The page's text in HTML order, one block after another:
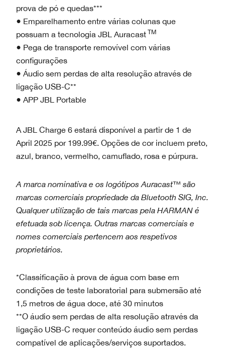
prova de pó e quedas***
● Emparelhamento entre várias colunas que
possuam a tecnologia JBL Auracast TM
● Pega de transporte removível com várias
configurações
● Áudio sem perdas de alta resolução através de
ligação USB-C**
● APP JBL Portable
A JBL Charge 6 estará disponível a partir de 1 de
April 2025 por 199.99€. Opções de cor incluem preto,
azul, branco, vermelho, camuflado, rosa e púrpura.
A marca nominativa e os logótipos Auracast™ são
marcas comerciais propriedade da Bluetooth SIG, Inc.
Qualquer utilização de tais marcas pela HARMAN é
efetuada sob licença. Outras marcas comerciais e
nomes comerciais pertencem aos respetivos
proprietários.
*Classificação à prova de água com base em
condições de teste laboratorial para submersão até
1,5 metros de água doce, até 30 minutos
**O áudio sem perdas de alta resolução através da
ligação USB-C requer conteúdo áudio sem perdas
compatível de aplicações/serviços suportados.